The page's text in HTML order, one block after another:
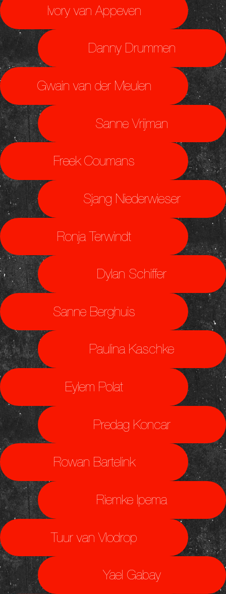
Ivory van Appeven
Danny Drummen
Gwain van der Meulen
Sanne Vrijman
Freek Coumans
Sjang Niederwieser
Ronja Terwindt
Dylan Schiffer
Sanne Berghuis
Paulina Kaschke
Eylem Polat
Predag Koncar
Rowan Bartelink
Riemke Ipema
Tuur van Vlodrop
Yael Gabay